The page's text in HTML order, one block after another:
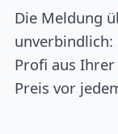
Die Meldung
unverbindlich:
Profi aus
Preis vor